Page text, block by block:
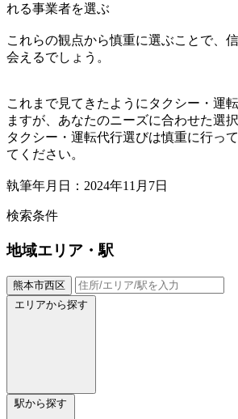
れる事業者を選ぶ
これらの観点から慎重に選ぶことで、
会えるでしょう。
これまで見てきたようにタクシー・運
ますが、あなたのニーズに合わせた選
タクシー・運転代行選びは慎重に行っ
てください。
執筆年月日：2024年11月7日
検索条件
地域エリア・駅
熊本市西区
エリアから探す
駅から探す